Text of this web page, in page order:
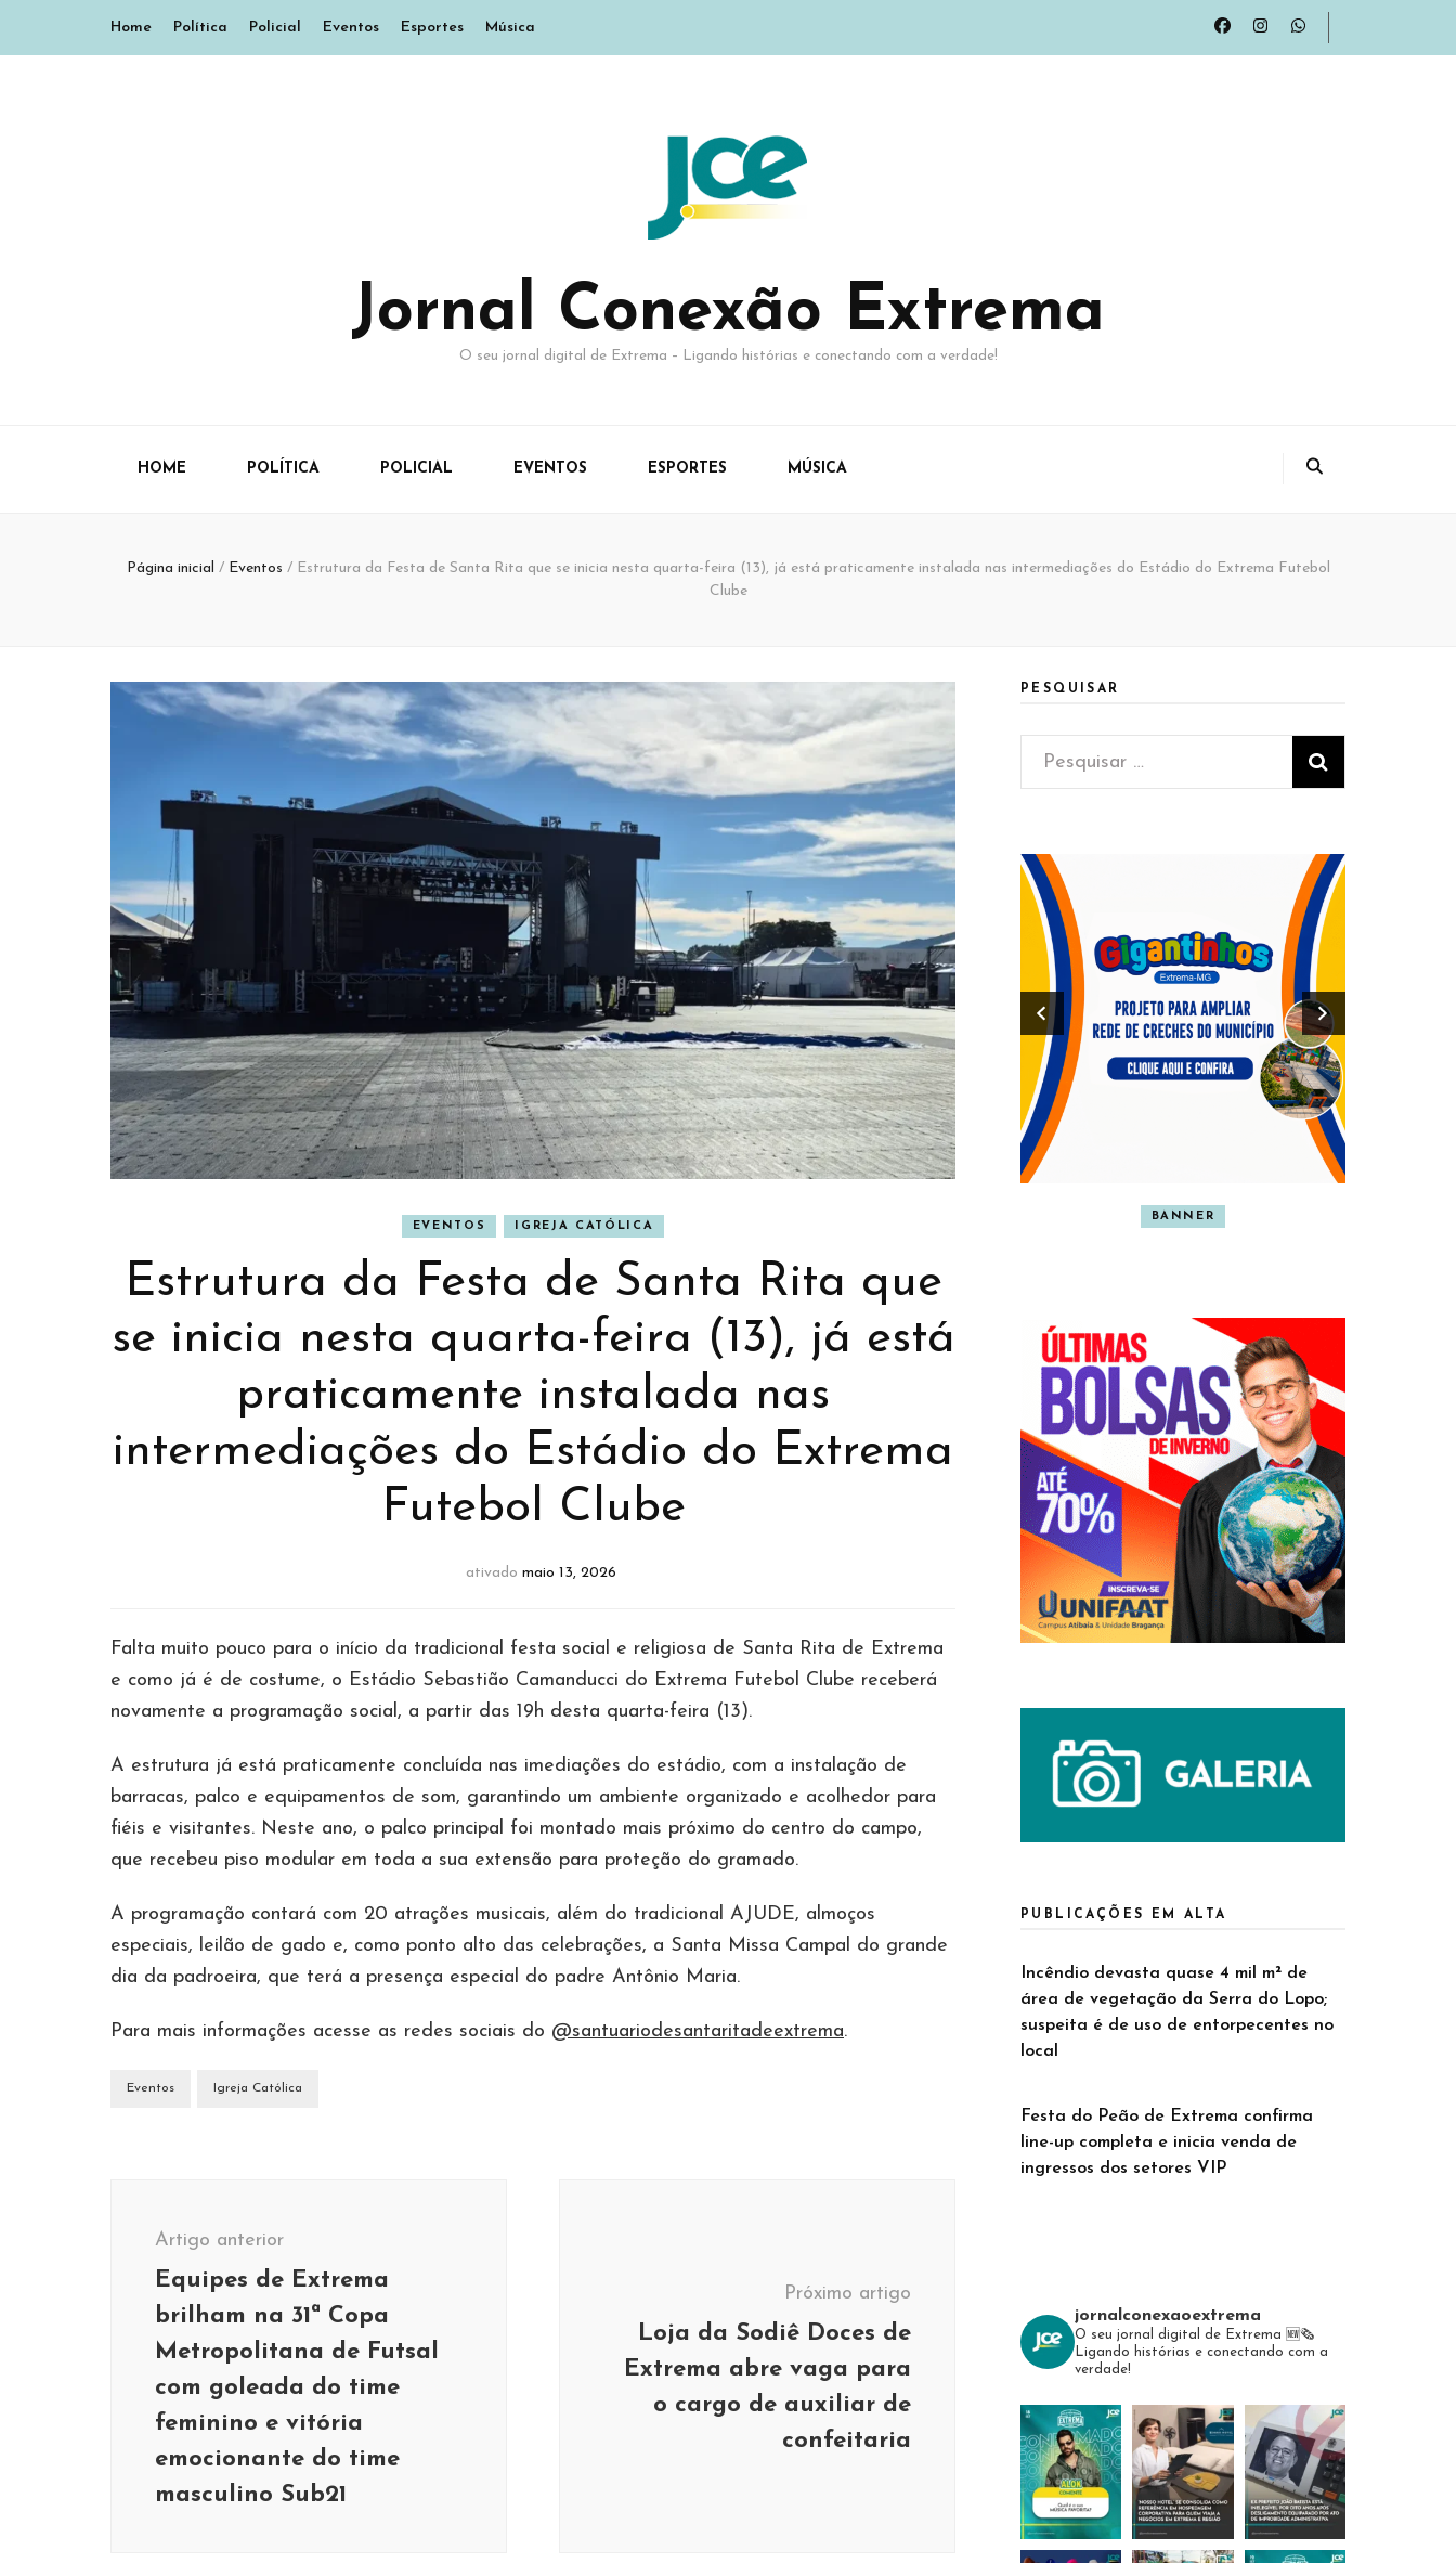
Home Política Policial Eventos Esportes Música
Jornal Conexão Extrema
O seu jornal digital de Extrema – Ligando histórias e conectando com a verdade!
HOME POLÍTICA POLICIAL EVENTOS ESPORTES MÚSICA
Página inicial / Eventos / Estrutura da Festa de Santa Rita que se inicia nesta quarta-feira (13), já está praticamente instalada nas intermediações do Estádio do Extrema Futebol
Clube
EVENTOS IGREJA CATÓLICA
Estrutura da Festa de Santa Rita que
se inicia nesta quarta-feira (13), já está
praticamente instalada nas
intermediações do Estádio do Extrema
Futebol Clube
ativado maio 13, 2026
Falta muito pouco para o início da tradicional festa social e religiosa de Santa Rita de Extrema
e como já é de costume, o Estádio Sebastião Camanducci do Extrema Futebol Clube receberá
novamente a programação social, a partir das 19h desta quarta-feira (13).
A estrutura já está praticamente concluída nas imediações do estádio, com a instalação de
barracas, palco e equipamentos de som, garantindo um ambiente organizado e acolhedor para
fiéis e visitantes. Neste ano, o palco principal foi montado mais próximo do centro do campo,
que recebeu piso modular em toda a sua extensão para proteção do gramado.
A programação contará com 20 atrações musicais, além do tradicional AJUDE, almoços
especiais, leilão de gado e, como ponto alto das celebrações, a Santa Missa Campal do grande
dia da padroeira, que terá a presença especial do padre Antônio Maria.
Para mais informações acesse as redes sociais do @santuariodesantaritadeextrema.
Eventos Igreja Católica
Artigo anterior
Equipes de Extrema
brilham na 31ª Copa
Metropolitana de Futsal
com goleada do time
feminino e vitória
emocionante do time
masculino Sub21
Próximo artigo
Loja da Sodiê Doces de
Extrema abre vaga para
o cargo de auxiliar de
confeitaria
PESQUISAR
Pesquisar
por:
BANNER CULTURA
BANNER
PUBLICAÇÕES EM ALTA
Incêndio devasta quase 4 mil m² de
área de vegetação da Serra do Lopo;
suspeita é de uso de entorpecentes no
local
Festa do Peão de Extrema confirma
line-up completa e inicia venda de
ingressos dos setores VIP
jornalconexaoextrema
O seu jornal digital de Extrema 🆕️🗞
Ligando histórias e conectando com a
verdade!